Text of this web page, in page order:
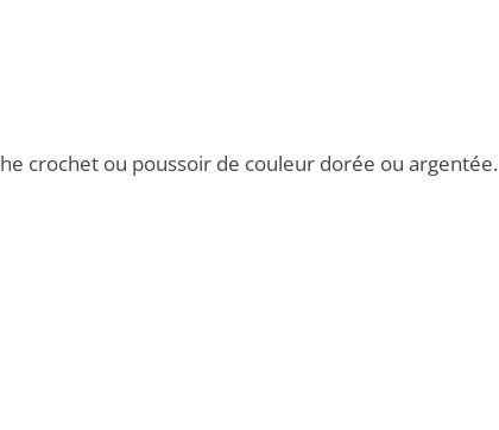
crochet ou poussoir de couleur dorée ou argentée.